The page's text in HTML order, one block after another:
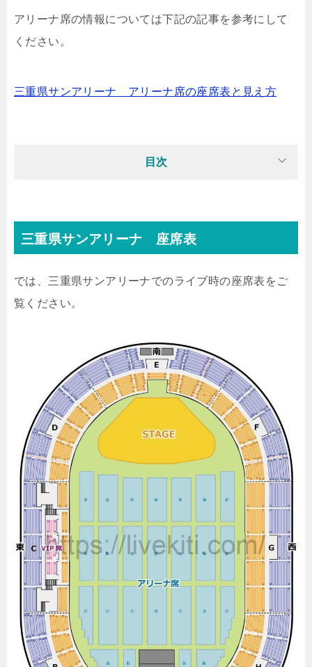
アリーナ席の情報については下記の記事を参考にして
ください。
三重県サンアリーナ アリーナ席の座席表と見え方
目次
三重県サンアリーナ 座席表
では、三重県サンアリーナでのライブ時の座席表をご
覧ください。